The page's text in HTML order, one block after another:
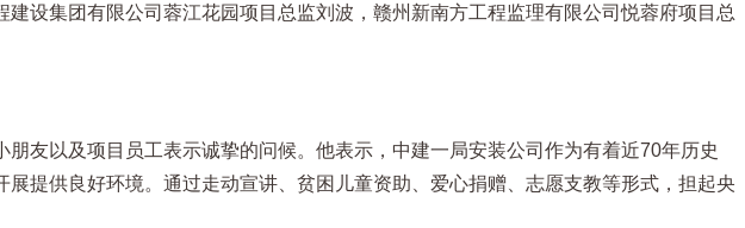
设集团有限公司蓉江花园项目总监刘波，赣州新南方工程监理有限公司悦蓉府项目总
友以及项目员工表示诚挚的问候。他表示，中建一局安装公司作为有着近70年历史
提供良好环境。通过走动宣讲、贫困儿童资助、爱心捐赠、志愿支教等形式，担起央